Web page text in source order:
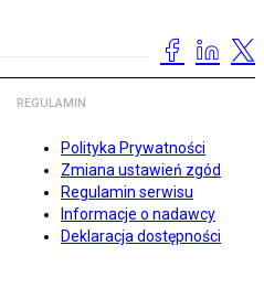
REGULAMIN
Polityka Prywatności
Zmiana ustawień zgód
Regulamin serwisu
Informacje o nadawcy
Deklaracja dostępności